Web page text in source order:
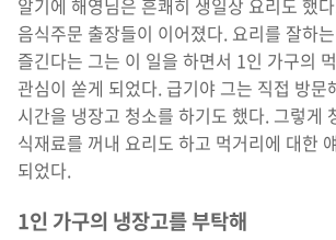
알기에 해영님은 흔쾌히 생일상 요리도 했
음식주문 출장들이 이어졌다. 요리를 잘하
즐긴다는 그는 이 일을 하면서 1인 가구의
관심이 쏟게 되었다. 급기야 그는 직접 방문
시간을 냉장고 청소를 하기도 했다. 그렇게
식재료를 꺼내 요리도 하고 먹거리에 대한
되었다.
1인 가구의 냉장고를 부탁해